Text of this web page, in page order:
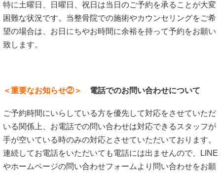
特に土曜日、日曜日、祝日は当日のご予約を承ることが大変
困難な状況です。当整骨院での施術やカウンセリングをご希
望の場合は、お日にちやお時間に余裕を持って予約をお願い
致します。
＜重要なお知らせ②＞ 電話でのお問い合わせについて
ご予約時間にいらしている方を優先して対応をさせていただ
いる関係上、お電話での問い合わせは対応できるスタッフが
手が空いている時のみの対応とさせていただいております。
連続してお電話をいただいても電話には出ませんので、LINE
やホームページの問い合わせフォームより問い合わせをお願